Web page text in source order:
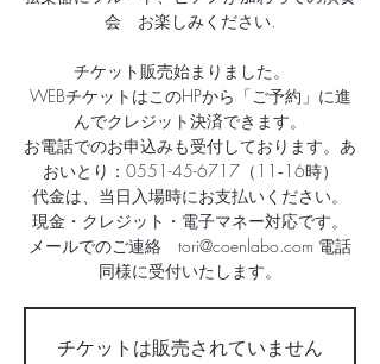
会 お楽しみください.
チケット販売始まりました。
WEBチケットはこのHPから「ご予約」に進
んでクレジット決済できます。
お電話でのお申込みも受付しております。あ
おいとり：0551-45-6717（11‐16時）
代金は、当日入場時にお支払いください。
現金・クレジット・電子マネー対応です。
メールでのご連絡 tori@coenlabo.com 電話
チケットは販売されていません